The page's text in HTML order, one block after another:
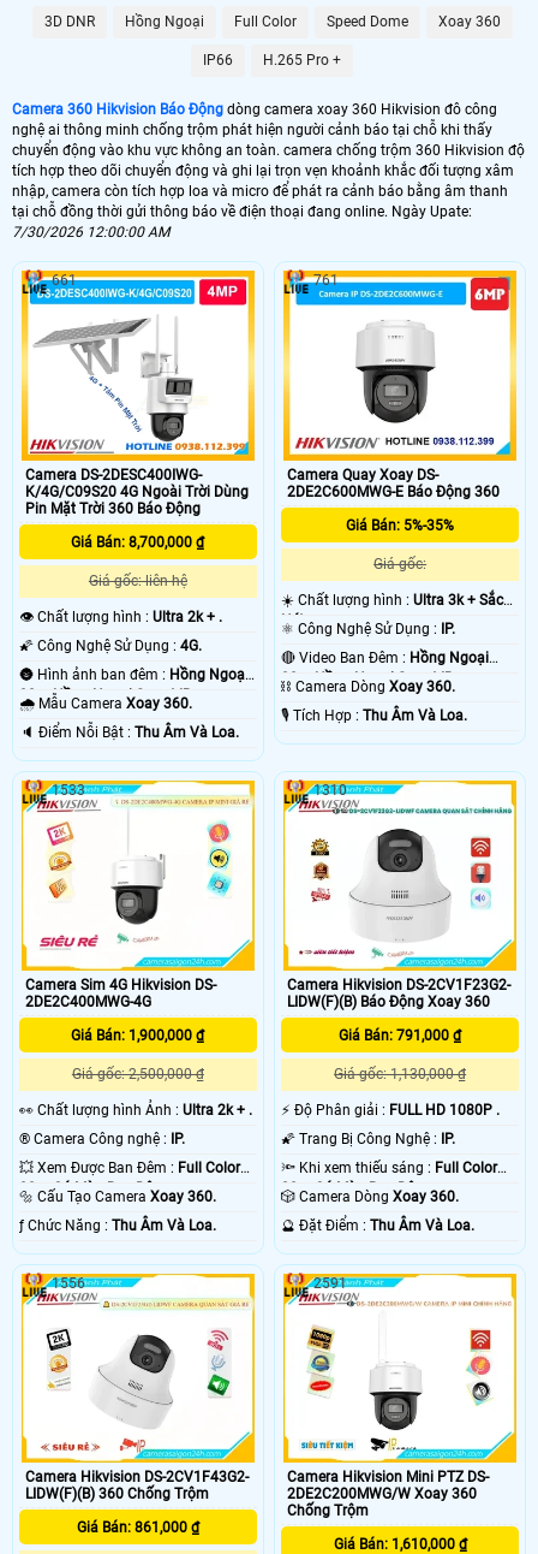
3D DNR Hồng Ngoại Full Color Speed Dome Xoay 360
IP66 H.265 Pro +
Camera 360 Hikvision Báo Động dòng camera xoay 360 Hikvision đô công
nghệ ai thông minh chống trộm phát hiện người cảnh báo tại chỗ khi thấy
chuyển động vào khu vực không an toàn. camera chống trộm 360 Hikvision độ
tích hợp theo dõi chuyển động và ghi lại trọn vẹn khoảnh khắc đối tượng xâm
nhập, camera còn tích hợp loa và micro để phát ra cảnh báo bằng âm thanh
tại chỗ đồng thời gửi thông báo về điện thoại đang online. Ngày Upate:
7/30/2026 12:00:00 AM
Camera DS-2DESC400IWG-
K/4G/C09S20 4G Ngoài Trời Dùng
Pin Mặt Trời 360 Báo Động
Giá Bán: 8,700,000 ₫
Giá gốc: liên hệ
👁 Chất lượng hình : Ultra 2k + .
🌠 Công Nghệ Sử Dụng : 4G.
🌚 Hình ảnh ban đêm : Hồng Ngoại
30m Hồng Ngoại Smart IR.
🌧️ Mẫu Camera Xoay 360.
️🔈 Điểm Nỗi Bật : Thu Âm Và Loa.
661
Camera Quay Xoay DS-
2DE2C600MWG-E Báo Động 360
Giá Bán: 5%-35%
Giá gốc:
☀️ Chất lượng hình :Ultra 3k + Sắc
Nét .
⚛️ Công Nghệ Sử Dụng :
IP.
🔴 Video Ban Đêm : Hồng Ngoại
30m Hồng Ngoại Smart IR.
⛓ Camera DòngXoay 360.
️🎙 Tích Hợp :Thu Âm Và Loa.
761
Camera Sim 4G Hikvision DS-
2DE2C400MWG-4G
Giá Bán: 1,900,000 ₫
Giá gốc: 2,500,000 ₫
️👀 Chất lượng hình Ảnh : Ultra 2k + .
®️ Camera Công nghệ : IP.
💥 Xem Được Ban Đêm : Full Color
30m Có Màu Ban Ðêm.
🔩 Cấu Tạo Camera Xoay 360.
️ƒ Chức Năng : Thu Âm Và Loa.
1533
Camera Hikvision DS-2CV1F23G2-
LIDW(F)(B) Báo Động Xoay 360
Giá Bán: 791,000 ₫
Giá gốc: 1,130,000 ₫
️⚡ Độ Phân giải : FULL HD 1080P .
🌠 Trang Bị Công Nghệ : IP.
🔦 Khi xem thiếu sáng : Full Color
20m Có Màu Ban Ðêm.
🎲 Camera DòngXoay 360.
️🔮 Đặt Điểm :Thu Âm Và Loa.
1310
Camera Hikvision DS-2CV1F43G2-
LIDW(F)(B) 360 Chống Trộm
Giá Bán: 861,000 ₫
1556
Camera Hikvision Mini PTZ DS-
2DE2C200MWG/W Xoay 360
Chống Trộm
Giá Bán: 1,610,000 ₫
2591